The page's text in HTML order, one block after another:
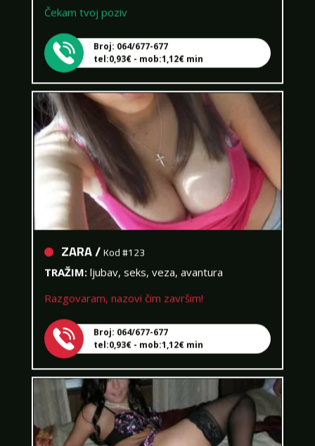
Čekam tvoj poziv
Broj: 064/677-677
tel:0,93€ - mob:1,12€ min
ZARA /
TRAŽIM:
Broj: 064/677-677
tel:0,93€ - mob:1,12€ min